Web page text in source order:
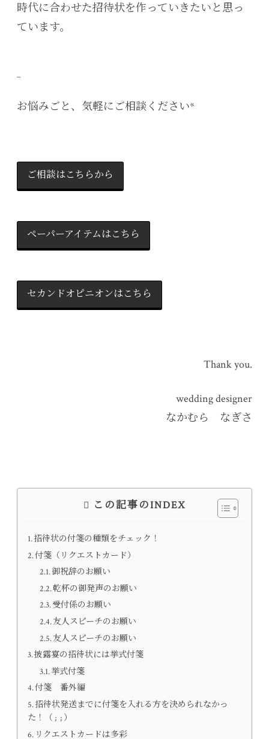
時代に合わせた招待状を作っていきたいと思っ
ています。
_
お悩みごと、気軽にご相談ください*
ご相談はこちらから
ペーパーアイテムはこちら
セカンドオピニオンはこちら
Thank you.
wedding designer
なかむら なぎさ
この記事のINDEX
招待状の付箋の種類をチェック！
付箋（リクエストカード）
御祝辞のお願い
乾杯の御発声のお願い
受付係のお願い
友人スピーチのお願い
友人スピーチのお願い
披露宴の招待状には挙式付箋
挙式付箋
付箋 番外編
招待状発送までに付箋を入れる方を決められなかっ
た！（ ; ; ）
リクエストカードは多彩